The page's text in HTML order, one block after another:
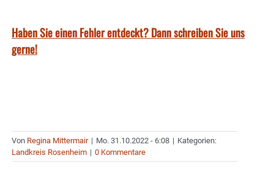
Haben Sie einen Fehler entdeckt? Dann schreiben Sie uns
gerne!
Von Regina Mittermair | Mo. 31.10.2022 - 6:08 | Kategorien:
Landkreis Rosenheim | 0 Kommentare